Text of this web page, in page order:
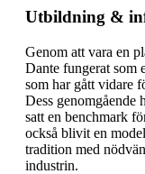
Utbildning &
Genom att vara en
Dante fungerat som
som har gått vidare
Dess genomgående
satt en benchmark
också blivit en
tradition med
industrin.